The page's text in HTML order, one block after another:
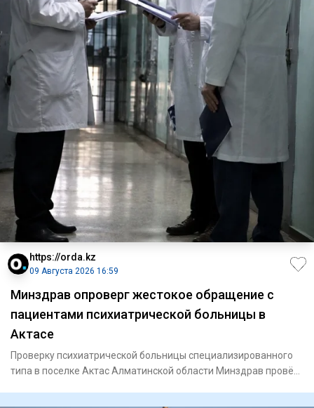
https://orda.kz
09 Августа 2026 16:59
Минздрав опроверг жестокое обращение с
пациентами психиатрической больницы в
Актасе
Проверку психиатрической больницы специализированного
типа в поселке Актас Алматинской области Минздрав провёл